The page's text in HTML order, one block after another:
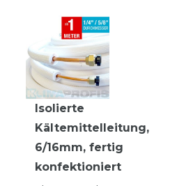
Isolierte
Kältemittelleitung,
6/16mm, fertig
konfektioniert